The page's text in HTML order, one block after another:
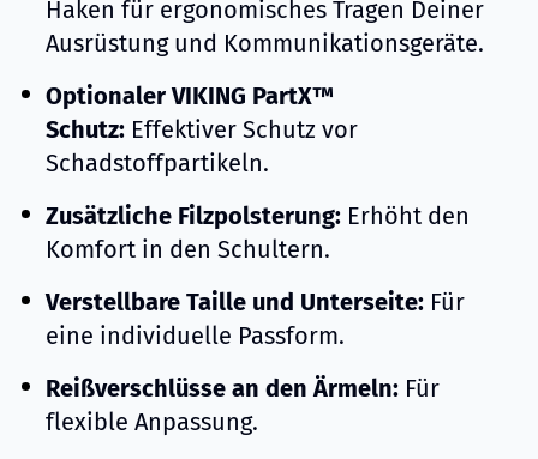
Haken für ergonomisches Tragen Deiner
Ausrüstung und Kommunikationsgeräte.
Optionaler VIKING PartX™
Schutz: Effektiver Schutz vor
Schadstoffpartikeln.
Zusätzliche Filzpolsterung: Erhöht den
Komfort in den Schultern.
Verstellbare Taille und Unterseite: Für
eine individuelle Passform.
Reißverschlüsse an den Ärmeln: Für
flexible Anpassung.